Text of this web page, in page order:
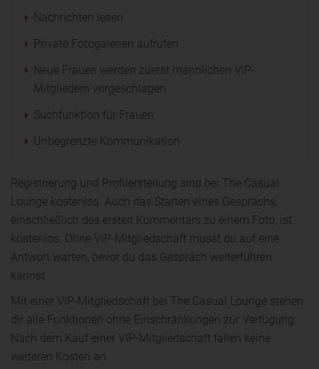
Nachrichten lesen
Private Fotogalerien aufrufen
Neue Frauen werden zuerst männlichen VIP-
Mitgliedern vorgeschlagen
Suchfunktion für Frauen
Unbegrenzte Kommunikation
Registrierung und Profilerstellung sind bei The Casual
Lounge kostenlos. Auch das Starten eines Gesprächs,
einschließlich des ersten Kommentars zu einem Foto, ist
kostenlos. Ohne VIP-Mitgliedschaft musst du auf eine
Antwort warten, bevor du das Gespräch weiterführen
kannst.
Mit einer VIP-Mitgliedschaft bei The Casual Lounge stehen
dir alle Funktionen ohne Einschränkungen zur Verfügung.
Nach dem Kauf einer VIP-Mitgliedschaft fallen keine
weiteren Kosten an.